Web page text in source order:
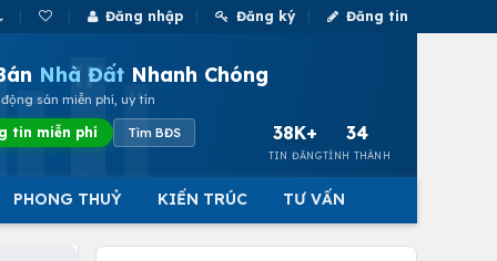
Đăng nhập Đăng ký Đăng tin
Nhà Đất Nhanh Chóng
sản miễn phí, uy tín
tin miễn phí Tìm BĐS 38K+
TIN ĐĂNG
34
TỈNH THÀNH
PHONG THUỶ KIẾN TRÚC TƯ VẤN